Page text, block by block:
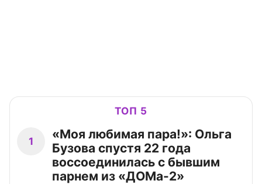
ТОП 5
1
«Моя любимая пара!»: Ольга
Бузова спустя 22 года
воссоединилась с бывшим
парнем из «ДОМа-2»